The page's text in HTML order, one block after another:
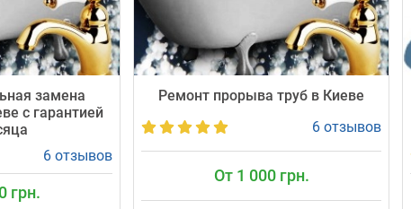
замена
с гарантией
6 отзывов
грн.
Ремонт прорыва труб в Киеве
6 отзывов
От 1 000 грн.